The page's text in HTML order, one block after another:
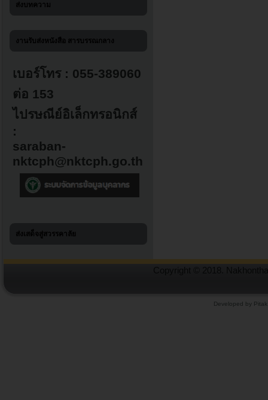
ส่งบทความ
งานรับส่งหนังสือ สารบรรณกลาง
เบอร์โทร : 055-389060
ต่อ 153
ไปรษณีย์อิเล็กทรอนิกส์
:
saraban-
nktcph@nktcph.go.th
ส่งเสด็จสู่สวรรคาลัย
Developed by